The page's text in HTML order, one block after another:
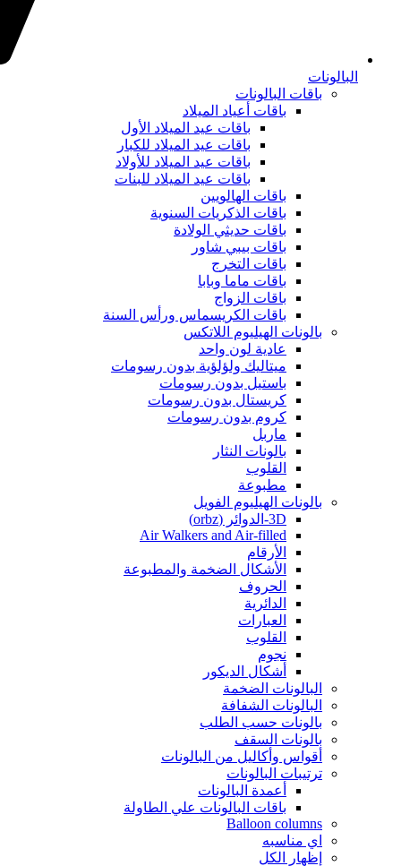
البالونات
باقات البالونات
باقات أعياد الميلاد
باقات عيد الميلاد الأول
باقات عيد الميلاد للكبار
باقات عيد الميلاد للأولاد
باقات عيد الميلاد للبنات
باقات الهالويين
باقات الذكريات السنوية
باقات حديثي الولادة
باقات بيبي شاور
باقات التخرج
باقات ماما وبابا
باقات الزواج
باقات الكريسماس ورأس السنة
بالونات الهيليوم اللاتكس
عادية لون واحد
ميتاليك ولؤلؤية بدون رسومات
باستيل بدون رسومات
كريستال بدون رسومات
كروم بدون رسومات
ماربل
بالونات النثار
القلوب
مطبوعة
بالونات الهيليوم الفويل
3D-الدوائر (orbz)
Air Walkers and Air-filled
الأرقام
الأشكال الضخمة والمطبوعة
الحروف
الدائرية
العبارات
القلوب
نجوم
أشكال الديكور
البالونات الضخمة
البالونات الشفافة
بالونات حسب الطلب
بالونات السقف
أقواس وأكاليل من البالونات
ترتيبات البالونات
أعمدة البالونات
باقات البالونات علي الطاولة
Balloon columns
اي مناسبه
إظهار الكل